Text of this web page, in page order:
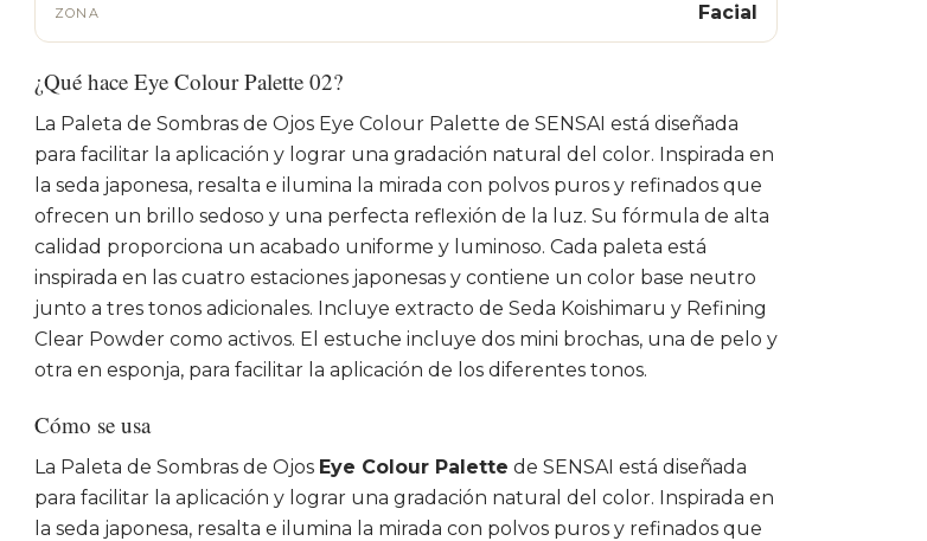
ZONA Facial
¿Qué hace Eye Colour Palette 02?
La Paleta de Sombras de Ojos Eye Colour Palette de SENSAI está diseñada
para facilitar la aplicación y lograr una gradación natural del color. Inspirada en
la seda japonesa, resalta e ilumina la mirada con polvos puros y refinados que
ofrecen un brillo sedoso y una perfecta reflexión de la luz. Su fórmula de alta
calidad proporciona un acabado uniforme y luminoso. Cada paleta está
inspirada en las cuatro estaciones japonesas y contiene un color base neutro
junto a tres tonos adicionales. Incluye extracto de Seda Koishimaru y Refining
Clear Powder como activos. El estuche incluye dos mini brochas, una de pelo y
otra en esponja, para facilitar la aplicación de los diferentes tonos.
Cómo se usa
La Paleta de Sombras de Ojos Eye Colour Palette de SENSAI está diseñada
para facilitar la aplicación y lograr una gradación natural del color. Inspirada en
la seda japonesa, resalta e ilumina la mirada con polvos puros y refinados que